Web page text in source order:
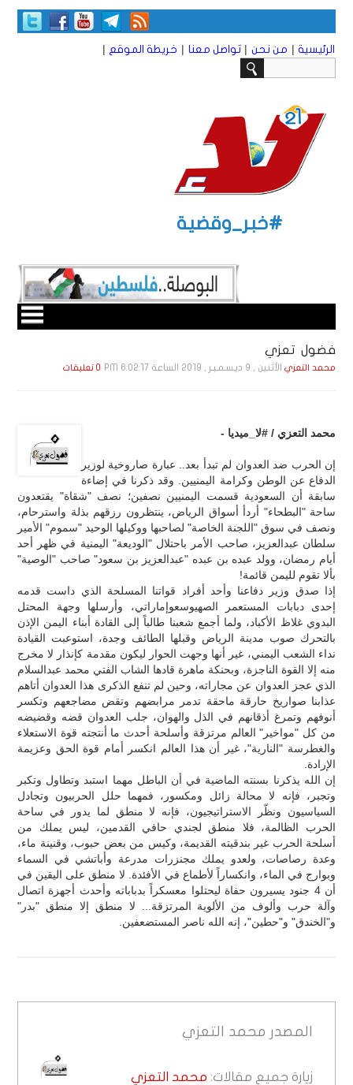
الرئيسية | من نحن | تواصل معنا | خريطة الموقع |
#خبر_وقضية
فضول تعزي
محمد التعزي الأثنين , 9 ديـسـمـبـر , 2019 الساعة 6:02:17 PM 0 تعليقات
محمد التعزي / #لا_ميديا -
إن الحرب ضد العدوان لم تبدأ بعد.. عبارة صاروخية لوزير
الدفاع عن الوطن وكرامة اليمنيين. وقد ذكرنا في إضاءة
سابقة أن السعودية قسمت اليمنيين نصفين؛ نصف "شقاة" يقتعدون
ساحة "البطحاء" أردأ أسواق الرياض، ينتظرون رزقهم بذلة واسترحام،
ونصف في سوق "اللجنة الخاصة" لصاحبها ووكيلها الوحيد "سموم" الأمير
سلطان عبدالعزيز، صاحب الأمر باحتلال "الوديعة" اليمنية في ظهر أحد
أيام رمضان، وولد عبده بن عبده "عبدالعزيز بن سعود" صاحب "الوصية"
بألا تقوم لليمن قائمة!
إذا صدق وزير دفاعنا وأحد أفراد قواتنا المسلحة الذي داست قدمه
إحدى دبابات المستعمر الصهيوسعوإماراتي، وأرسلها وجهة المحتل
البدوي غلاظ الأكباد، ولما أجمع شعبنا طالباً إلى القادة أبناء اليمن الإذن
بالتحرك صوب مدينة الرياض وقبلها الطائف وجدة، استوعبت القيادة
نداء الشعب اليمني، غير أنها وجهت الحوار ليكون مقدمة كإنذار لا مخرج
منه إلا القوة الناجزة، وبحنكة ماهرة قادها الشاب الفتي محمد عبدالسلام
الذي عجز العدوان عن مجاراته، وحين لم تنفع الذكرى هذا العدوان أتاهم
عذابنا صواريخ حارقة ماحقة تدمر مرابضهم وتقض مضاجعهم وتكسر
أنوفهم وتمرغ أذقانهم في الذل والهوان، جلب العدوان قضه وقضيضه
من كل "مواخير" العالم مرتزقة وأسلحة أحدث ما أنتجته قوة الاستعلاء
والغطرسة "النارية"، غير أن هذا العالم انكسر أمام قوة الحق وعزيمة
الإرادة.
إن الله يذكرنا بسنته الماضية في أن الباطل مهما استبد وتطاول وتكبر
وتجبر، فإنه لا محالة زائل ومكسور، فمهما حلل الحربيون وتجادل
السياسيون ونظّر الاستراتيجيون، فإنه لا منطق لما يدور في ساحة
الحرب الظالمة، فلا منطق لجندي حافي القدمين، ليس يملك من
أسلحة الحرب غير بندقيته القديمة، وكيس من بعض حبوب، وقنينة ماء،
وعدة رصاصات، ولعدو يملك مجنزرات مدرعة وأباتشي في السماء
وبوارج في الماء، وانكساراً لأطماع في الأفئدة. لا منطق على اليقين في
أن 4 جنود يسيرون حفاة ليحتلوا معسكراً بدباباته وأحدث أجهزة اتصال
وآلة حرب وألوف من الألوية المرتزقة... لا منطق إلا منطق "بدر"
و"الخندق" و"حطين"، إنه الله ناصر المستضعفين.
المصدر محمد التعزي
زيارة جميع مقالات: محمد التعزي